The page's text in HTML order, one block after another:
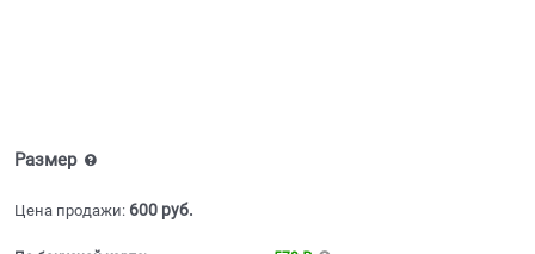
Размер
Цена продажи: 600 руб.